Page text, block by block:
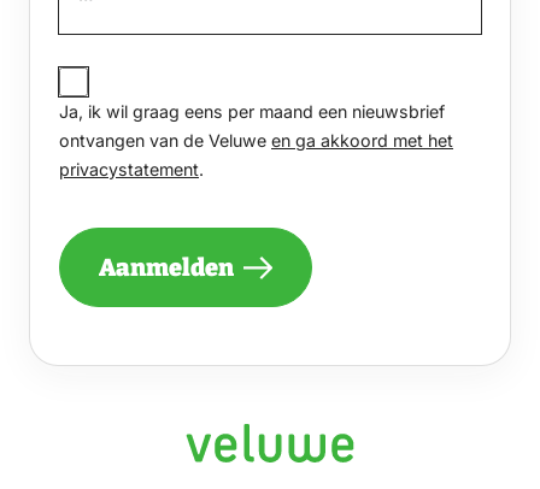
JA,
IK
WIL
GRAAG
EENS
PER
EEN
ONTVANGEN
EN
Ja, ik wil graag eens per maand een nieuwsbrief
ontvangen van de Veluwe en ga akkoord met het
privacystatement.
Aanmelden